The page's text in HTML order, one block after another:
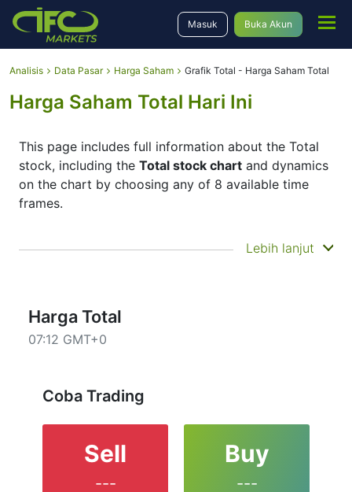
Masuk Buka Akun
Analisis Data Pasar Harga Saham Grafik Total - Harga Saham Total
Harga Saham Total Hari Ini
This page includes full information about the Total
stock, including the Total stock chart and dynamics
on the chart by choosing any of 8 available time
frames.
By moving the start and end of the timeframe in the
type of display of the
Lines chart – through the buttons in the upper left
corner of the chart. All clients that have not yet
Total stock and watching its performance on the
charts will help them to make their final decision.
Lebih lanjut
Harga Total
07:12 GMT+0
Coba Trading
Sell
---
Buy
---